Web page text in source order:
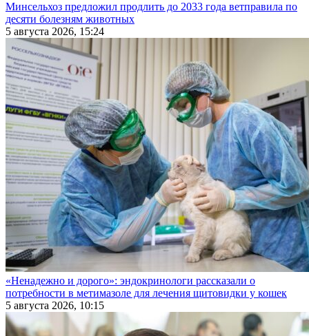
Минсельхоз предложил продлить до 2033 года ветправила по
десяти болезням животных
5 августа 2026, 15:24
«Ненадежно и дорого»: эндокринологи рассказали о
потребности в метимазоле для лечения щитовидки у кошек
5 августа 2026, 10:15